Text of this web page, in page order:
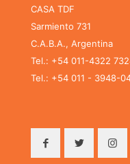
CASA TDF
Sarmiento 731
C.A.B.A., Argentina
Tel.: +54 011-4322
Tel.: +54 011 - 3948-